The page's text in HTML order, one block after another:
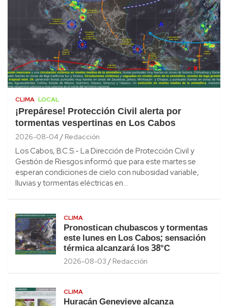
CLIMA LOCAL
¡Prepárese! Protección Civil alerta por
tormentas vespertinas en Los Cabos
2026-08-04 Redacción
Los Cabos, B.C.S.- La Dirección de Protección Civil y
Gestión de Riesgos informó que para este martes se
esperan condiciones de cielo con nubosidad variable,
lluvias y tormentas eléctricas en…
CLIMA
Pronostican chubascos y tormentas
este lunes en Los Cabos; sensación
térmica alcanzará los 38°C
2026-08-03 Redacción
CLIMA
Huracán Genevieve alcanza